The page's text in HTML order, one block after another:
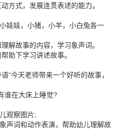
式，发展连贯表述的能力。
娃，小猪，小羊，小白兔各一
故事的内容，学习象声词。
下学习讲述故事。
今天老师带来一个好听的故事，
在大床上睡觉?
观察图片;
词和动作表演，帮助幼儿理解故